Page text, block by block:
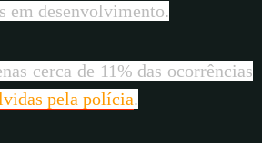
em desenvolvimento.
cerca de 11% das ocorrências
pela polícia.